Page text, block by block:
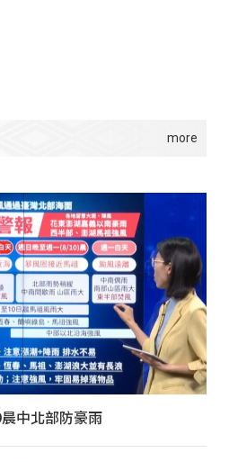
中北部防豪雨